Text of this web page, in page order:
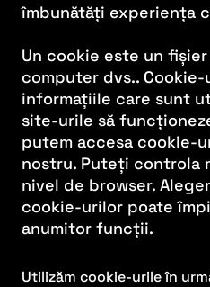
îmbunătăți experiența
Un cookie este un
computer dvs..
informațiile care sunt
site-urile să
putem accesa cookie-
nostru. Puteți controla
nivel de browser.
cookie-urilor poate
anumitor funcții.
Utilizăm cookie-urile în